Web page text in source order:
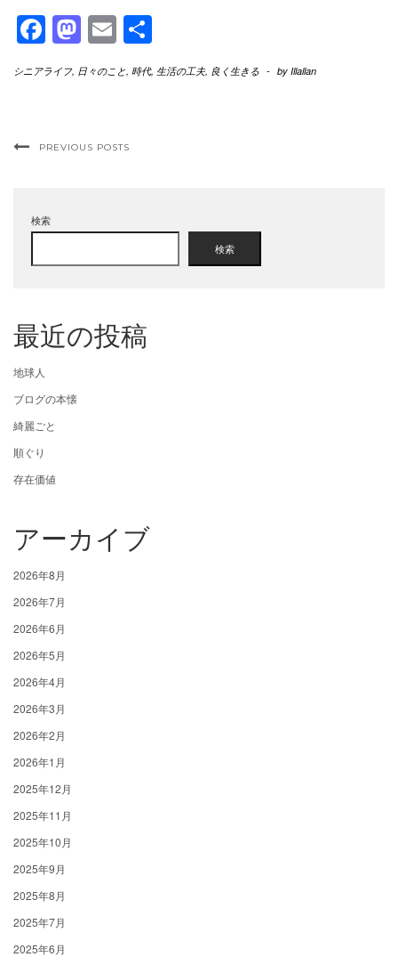
Facebook
Mastodon
Email
有
シニアライフ, 日々のこと, 時代, 生活の工夫, 良く生きる - by Illallan
PREVIOUS POSTS
検索
検索
最近の投稿
地球人
ブログの本懐
綺麗ごと
順ぐり
存在価値
アーカイブ
2026年8月
2026年7月
2026年6月
2026年5月
2026年4月
2026年3月
2026年2月
2026年1月
2025年12月
2025年11月
2025年10月
2025年9月
2025年8月
2025年7月
2025年6月